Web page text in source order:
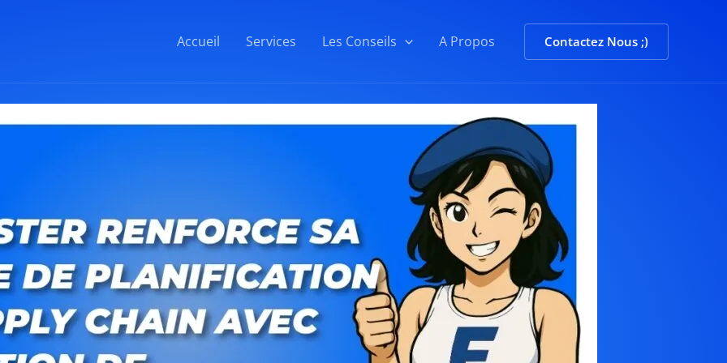
Accueil Services Les Conseils A Propos Contactez Nous ;)